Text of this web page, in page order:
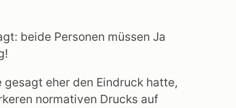
beide Personen müssen Ja
eher den Eindruck hatte,
normativen Drucks auf